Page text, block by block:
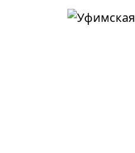
Перейти к основному